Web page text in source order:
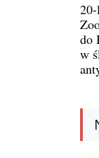
do
w